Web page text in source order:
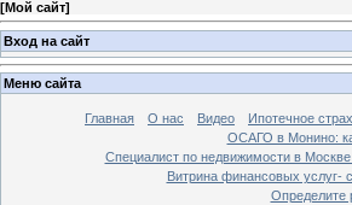
[Мой сайт]
Вход на сайт
Меню сайта
Главная О нас Видео
Ипотечное
ОСАГО в Монино:
Специалист по недвижимости в
Витрина финансовых услуг-
Определите